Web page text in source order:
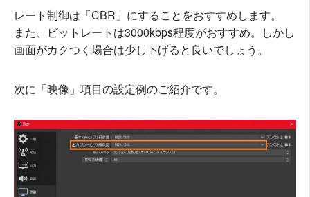
レート制御は「CBR」にすることをおすすめします。
また、ビットレートは3000kbps程度がおすすめ。しかし
画面がカクつく場合は少し下げると良いでしょう。
次に「映像」項目の設定例のご紹介です。